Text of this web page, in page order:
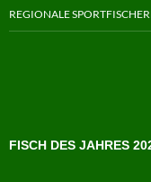
REGIONALE
FISCH DES JAHRES